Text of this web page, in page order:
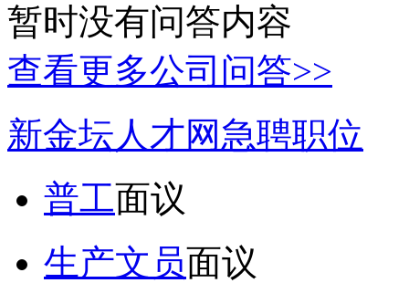
暂时没有问答内容
查看更多公司问答>>
新金坛人才网急聘职位
普工面议
生产文员面议